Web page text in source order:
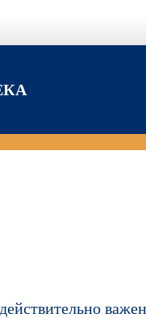
Версия для
важен